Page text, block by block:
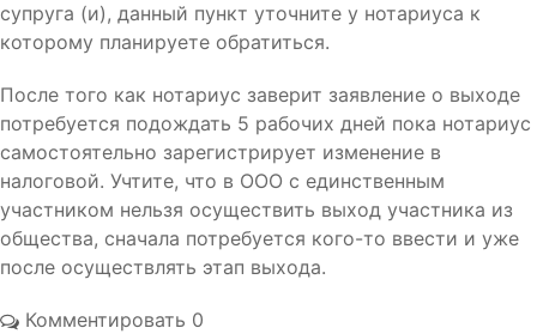
супруга (и), данный пункт уточните у нотариуса к
которому планируете обратиться.
После того как нотариус заверит заявление о выходе
потребуется подождать 5 рабочих дней пока нотариус
самостоятельно зарегистрирует изменение в
налоговой. Учтите, что в ООО с единственным
участником нельзя осуществить выход участника из
общества, сначала потребуется кого-то ввести и уже
после осуществлять этап выхода.
Комментировать 0